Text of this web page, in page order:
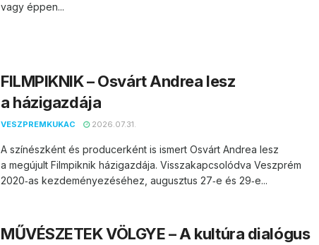
vagy éppen...
FILMPIKNIK – Osvárt Andrea lesz
a házigazdája
VESZPREMKUKAC 2026.07.31.
A színészként és producerként is ismert Osvárt Andrea lesz
a megújult Filmpiknik házigazdája. Visszakapcsolódva Veszprém
2020‑as kezdeményezéséhez, augusztus 27‑e és 29‑e...
MŰVÉSZETEK VÖLGYE – A kultúra dialógus